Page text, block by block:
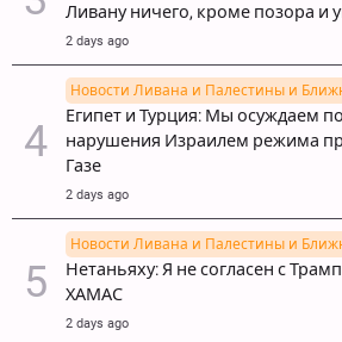
Ливану ничего, кроме позора и
2 days ago
Новости Ливана и Палестины и
Египет и Турция: Мы осуждаем
нарушения Израилем режима
Газе
2 days ago
Новости Ливана и Палестины и
Нетаньяху: Я не согласен с
ХАМАС
2 days ago